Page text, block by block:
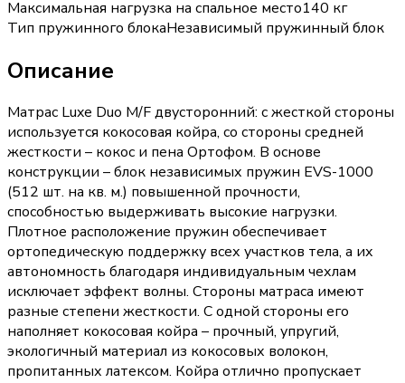
Максимальная нагрузка на спальное место140 кг
Тип пружинного блокаНезависимый пружинный блок
Описание
Матрас Luxe Duo M/F двусторонний: с жесткой стороны
используется кокосовая койра, со стороны средней
жесткости – кокос и пена Ортофом. В основе
конструкции – блок независимых пружин EVS-1000
(512 шт. на кв. м.) повышенной прочности,
способностью выдерживать высокие нагрузки.
Плотное расположение пружин обеспечивает
ортопедическую поддержку всех участков тела, а их
автономность благодаря индивидуальным чехлам
исключает эффект волны. Стороны матраса имеют
разные степени жесткости. С одной стороны его
наполняет кокосовая койра – прочный, упругий,
экологичный материал из кокосовых волокон,
пропитанных латексом. Койра отлично пропускает